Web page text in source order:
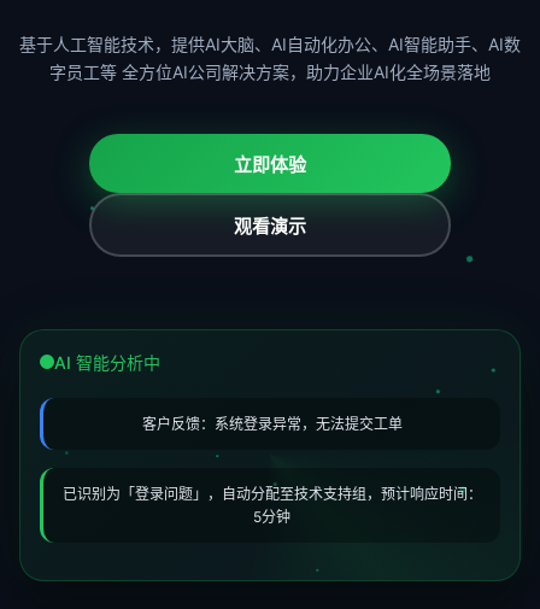
基于人工智能技术，提供AI大脑、AI自动化办公、AI智能助手、AI数
字员工等 全方位AI公司解决方案，助力企业AI化全场景落地
立即体验
观看演示
AI 智能分析中
客户反馈：系统登录异常，无法提交工单
已识别为「登录问题」，自动分配至技术支持组，预计响应时间：
5分钟